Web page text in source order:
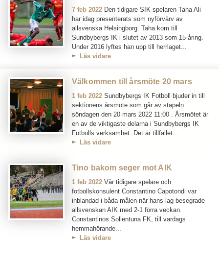
7 feb 2022 Den tidigare SIK-spelaren Taha Ali
har idag presenterats som nyförvärv av
allsvenska Helsingborg. Taha kom till
Sundbybergs IK i slutet av 2013 som 15-åring.
Under 2016 lyftes han upp till herrlaget...
Läs vidare
Välkommen till årsmöte 20 mars
1 feb 2022 Sundbybergs IK Fotboll bjuder in till
sektionens årsmöte som går av stapeln
söndagen den 20 mars 2022 11:00 . Årsmötet är
en av de viktigaste delarna i Sundbybergs IK
Fotbolls verksamhet. Det är tillfället...
Läs vidare
Tino bakom seger mot AIK
1 feb 2022 Vår tidigare spelare och
fotbollskonsulent Constantino Capotondi var
inblandad i båda målen när hans lag besegrade
allsvenskan AIK med 2-1 förra veckan.
Constantinos Sollentuna FK, till vardags
hemmahörande...
Läs vidare